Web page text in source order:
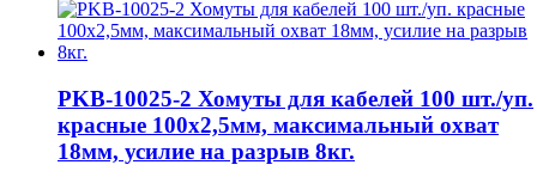
PKB-10025-2 Хомуты для кабелей 100 шт./уп.
красные 100х2,5мм, максимальный охват
18мм, усилие на разрыв 8кг.